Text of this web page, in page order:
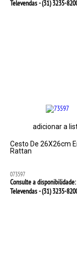
Televendas - (31)3235-
adicionar a
Cesto De 26X26cm
Rattan
073597
Consulte a disponibilidade:
Televendas - (31)3235-